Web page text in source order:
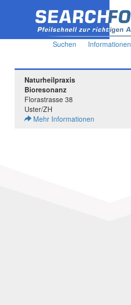
Suchen Informationen
Naturheilpraxis
Bioresonanz
Florastrasse 38
Uster/ZH
Mehr Informationen